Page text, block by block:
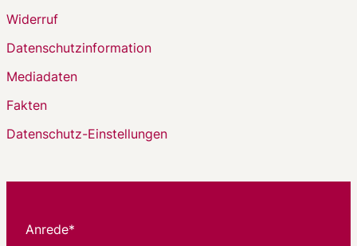
Widerruf
Datenschutzinformation
Mediadaten
Fakten
Datenschutz-Einstellungen
Anrede*